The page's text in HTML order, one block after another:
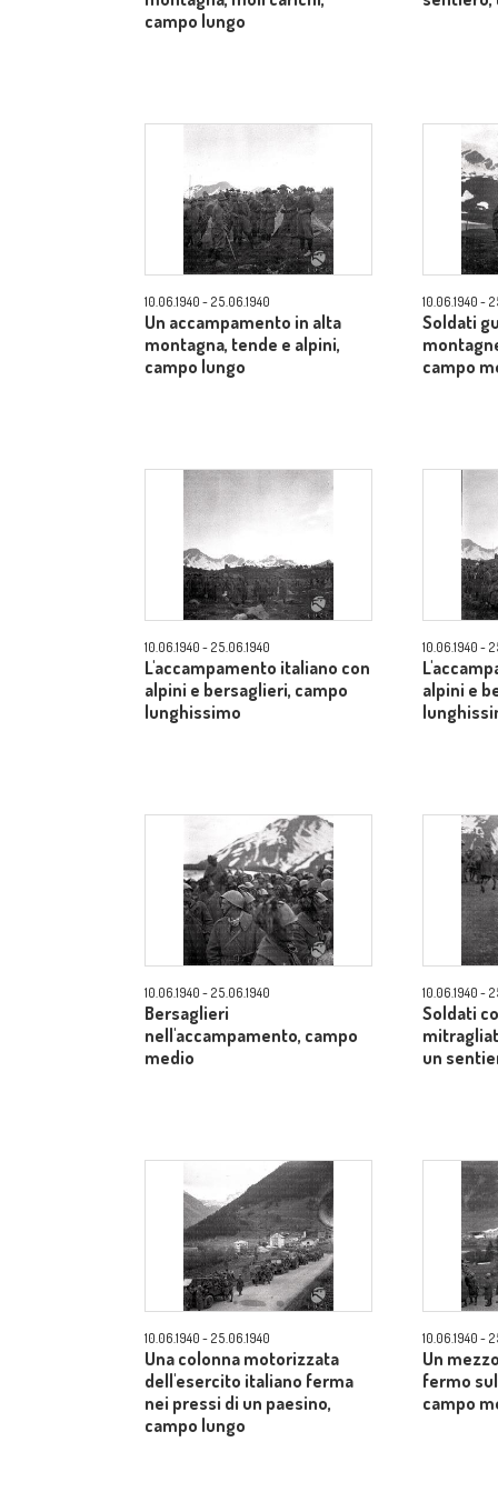
campo lungo
10.06.1940 - 25.06.1940
Un accampamento in alta
montagna, tende e alpini,
campo lungo
10.06.1940 -
Soldati
campo
10.06.1940 - 25.06.1940
L'accampamento italiano con
alpini e bersaglieri, campo
lunghissimo
10.06.1940 -
alpini e
10.06.1940 - 25.06.1940
Bersaglieri
nell'accampamento, campo
medio
10.06.1940 -
Soldati
un
10.06.1940 - 25.06.1940
Una colonna motorizzata
dell'esercito italiano ferma
nei pressi di un paesino,
campo lungo
10.06.1940 -
Un
fermo
campo